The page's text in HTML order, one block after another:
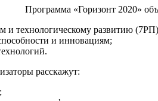
Программа «Горизонт 2020»
и технологическому развитию
и инновациям;
расскажут: